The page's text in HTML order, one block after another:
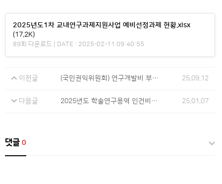
2025년도1차 교내연구과제지원사업 예비선정과제 현황.xlsx
(17.2K)
89회 다운로드 | DATE : 2025-02-11 09:40:55
이전글 (국민권익위원회) 연구개발비 부정수급 집중신고기간 운영 25.09.12
다음글 2025년도 학술연구용역 인건비 기준 단가 25.01.07
댓글 0